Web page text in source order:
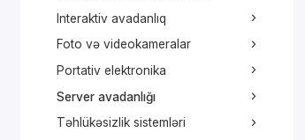
Interaktiv avadanlıq
Foto və videokameralar
Portativ elektronika
Server avadanlığı
Təhlükəsizlik sistemləri